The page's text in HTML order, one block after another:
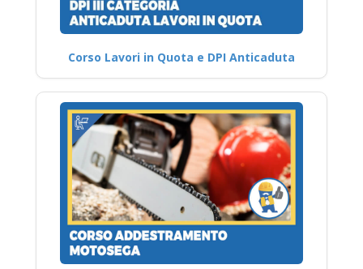
Corso Lavori in Quota e DPI Anticaduta